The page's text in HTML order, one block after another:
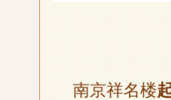
南京祥名楼